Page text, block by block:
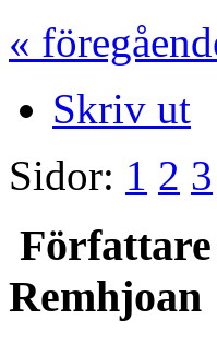
«
Skriv ut
Sidor: 1 2 3
Författare
Remhjoan